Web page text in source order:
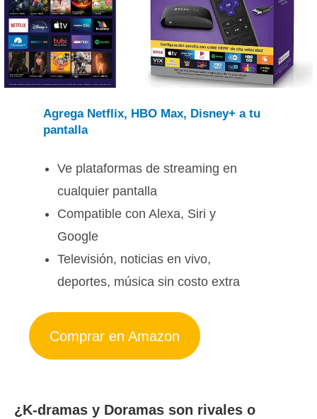
Agrega Netflix, HBO Max, Disney+ a tu
pantalla
Ve plataformas de streaming en
cualquier pantalla
Compatible con Alexa, Siri y
Google
Televisión, noticias en vivo,
deportes, música sin costo extra
Comprar en Amazon
¿K-dramas y Doramas son rivales o